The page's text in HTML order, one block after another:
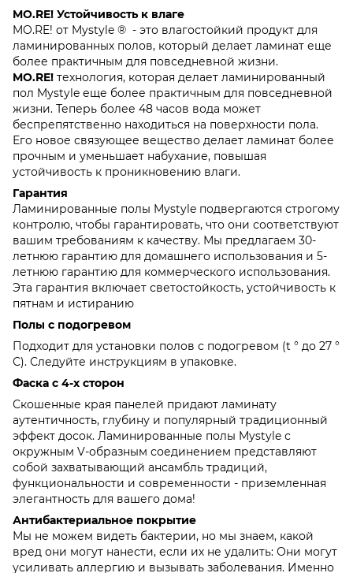
MO.RE! Устойчивость к влаге
MO.RE! от Mystyle ® - это влагостойкий продукт для
ламинированных полов, который делает ламинат еще
более практичным для повседневной жизни.
MO.RE! технология, которая делает ламинированный
пол Mystyle еще более практичным для повседневной
жизни. Теперь более 48 часов вода может
беспрепятственно находиться на поверхности пола.
Его новое связующее вещество делает ламинат более
прочным и уменьшает набухание, повышая
устойчивость к проникновению влаги.
Гарантия
Ламинированные полы Mystyle подвергаются строгому
контролю, чтобы гарантировать, что они соответствуют
вашим требованиям к качеству. Мы предлагаем 30-
летнюю гарантию для домашнего использования и 5-
летнюю гарантию для коммерческого использования.
Эта гарантия включает светостойкость, устойчивость к
пятнам и истиранию
Полы с подогревом
Подходит для установки полов с подогревом (t ° до 27 °
С). Следуйте инструкциям в упаковке.
Фаска с 4-х сторон
Скошенные края панелей придают ламинату
аутентичность, глубину и популярный традиционный
эффект досок. Ламинированные полы Mystyle с
окружным V-образным соединением представляют
собой захватывающий ансамбль традиций,
функциональности и современности - приземленная
элегантность для вашего дома!
Антибактериальное покрытие
Мы не можем видеть бактерии, но мы знаем, какой
вред они могут нанести, если их не удалить: Они могут
усиливать аллергию и вызывать заболевания. Именно